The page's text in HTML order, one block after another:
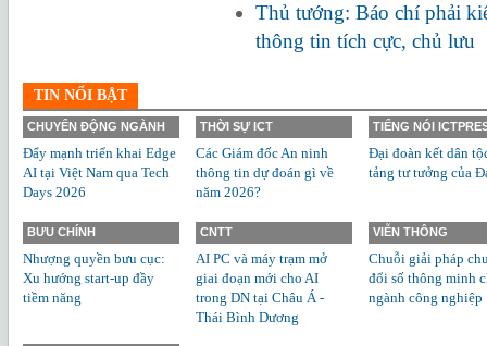
Thủ tướng: Báo chí phải
thông tin tích cực, chủ lưu
TIN NỔI BẬT
CHUYỂN ĐỘNG NGÀNH
Đẩy mạnh triển khai Edge
AI tại Việt Nam qua Tech
Days 2026
THỜI SỰ ICT
Các Giám đốc An ninh
thông tin dự đoán gì về
năm 2026?
TIẾNG NÓI
Đại đoàn kết dân
tảng tư tưởng của
BƯU CHÍNH
Nhượng quyền bưu cục:
Xu hướng start-up đầy
tiềm năng
CNTT
AI PC và máy trạm mở
giai đoạn mới cho AI
trong DN tại Châu Á -
Thái Bình Dương
VIỄN THÔNG
Chuỗi giải pháp
đổi số thông minh
ngành công nghiệp